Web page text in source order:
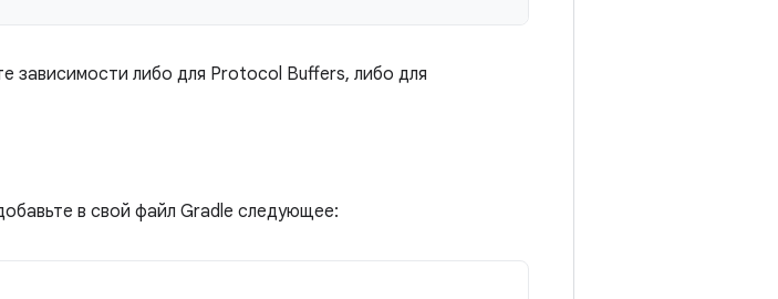
зависимости либо для Protocol Buffers, либо для
в свой файл Gradle следующее: